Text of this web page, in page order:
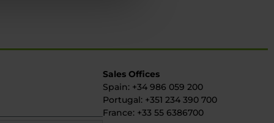
Sales Offices
Spain: +34 986 059 200
Portugal: +351 234 390 700
France: +33 55 6386700